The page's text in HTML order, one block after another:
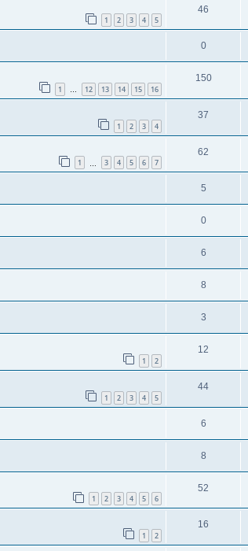
1 2 3 4 5
46
0
1 … 12 13 14 15 16
150
1 2 3 4
37
1 3 4 5 6 7
62
5
0
6
8
3
1 2
12
1 2 3 4 5
44
6
8
1 2 3 4 5 6
52
1 2
16